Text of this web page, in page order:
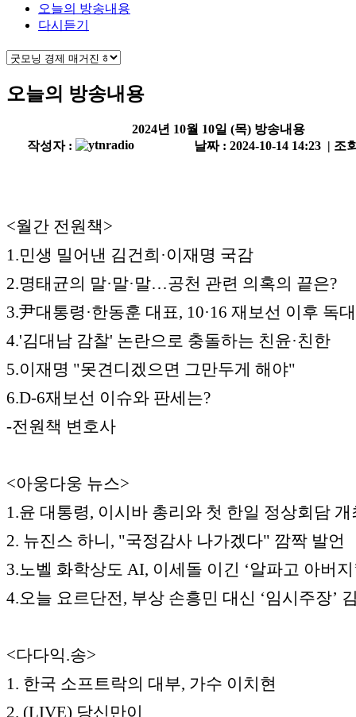
오늘의 방송내용
다시듣기
오늘의 방송내용
2024년 10월 10일 (목) 방송내용
작성자 :
날짜 : 2024-10-14 14:23 | 조
<월간 전원책>
1.민생 밀어낸 김건희·이재명 국감
2.명태균의 말·말·말…공천 관련 의혹의 끝은?
3.尹대통령·한동훈 대표, 10·16 재보선 이후 독대
4.'김대남 감찰' 논란으로 충돌하는 친윤·친한
5.이재명 "못견디겠으면 그만두게 해야"
6.D-6재보선 이슈와 판세는?
-전원책 변호사
<아웅다웅 뉴스>
1.윤 대통령, 이시바 총리와 첫 한일 정상회담 개
2. 뉴진스 하니, "국정감사 나가겠다" 깜짝 발언
3.노벨 화학상도 AI, 이세돌 이긴 ‘알파고 아버지
4.오늘 요르단전, 부상 손흥민 대신 ‘임시주장’
<다다익.송>
1. 한국 소프트락의 대부, 가수 이치현
2. (LIVE) 당신만이